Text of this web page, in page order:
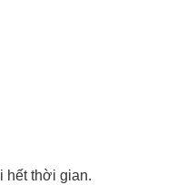
hết thời gian.